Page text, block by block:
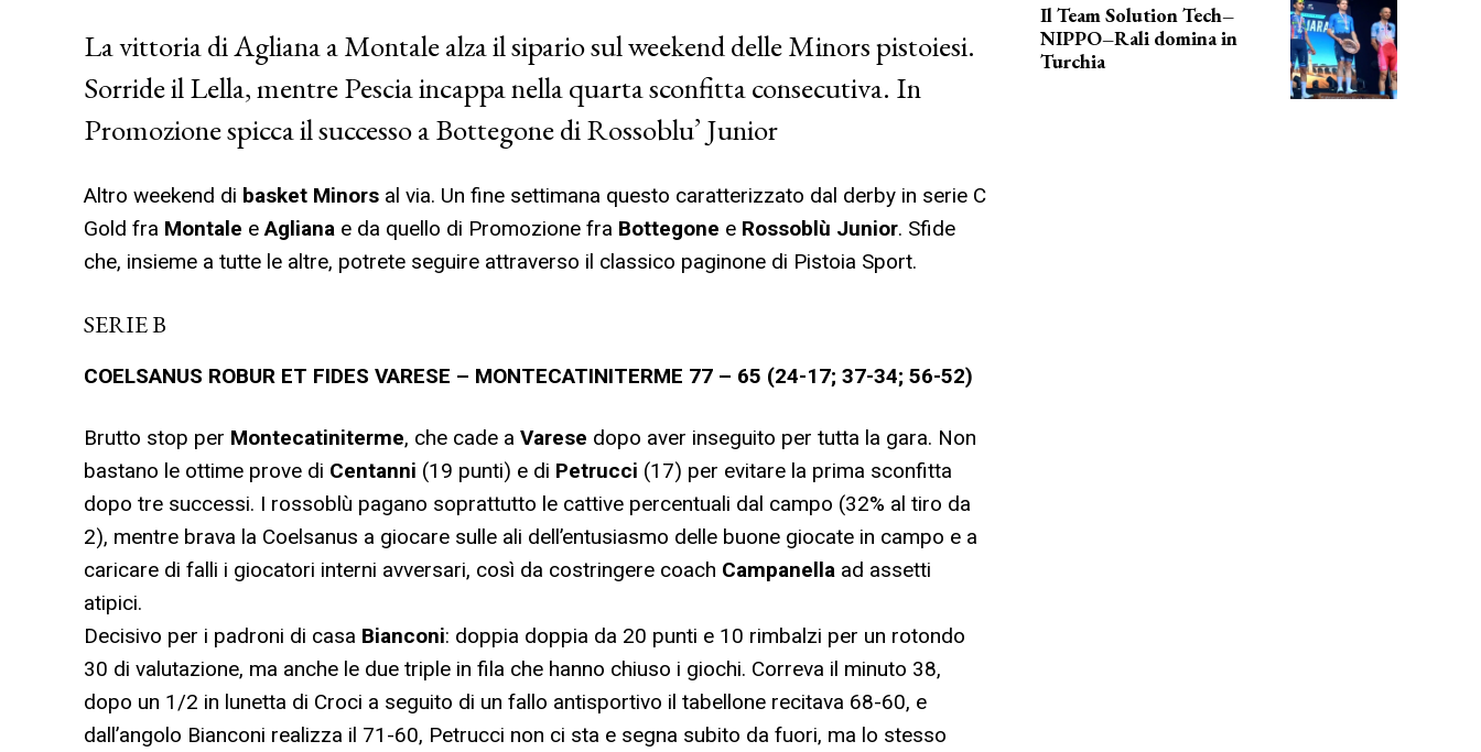
La vittoria di Agliana a Montale alza il sipario sul weekend delle Minors pistoiesi.
Sorride il Lella, mentre Pescia incappa nella quarta sconfitta consecutiva. In
Promozione spicca il successo a Bottegone di Rossoblu’ Junior
Altro weekend di basket Minors al via. Un fine settimana questo caratterizzato dal derby in serie C
Gold fra Montale eAgliana e da quello di Promozione fra Bottegone e Rossoblù Junior. Sfide
che, insieme a tutte le altre, potrete seguire attraverso il classico paginone di Pistoia Sport.
SERIE B
COELSANUS ROBUR ET FIDES VARESE – MONTECATINITERME 77 – 65 (24-17; 37-34; 56-52)
Brutto stop per Montecatiniterme, che cade a Varese dopo aver inseguito per tutta la gara. Non
bastano le ottime prove di Centanni (19 punti) e di Petrucci (17) per evitare la prima sconfitta
dopo tre successi. I rossoblù pagano soprattutto le cattive percentuali dal campo (32% al tiro da
2), mentre brava la Coelsanus a giocare sulle ali dell’entusiasmo delle buone giocate in campo e a
caricare di falli i giocatori interni avversari, così da costringere coach Campanella ad assetti
atipici.
Decisivo per i padroni di casa Bianconi: doppia doppia da 20 punti e 10 rimbalzi per un rotondo
30 di valutazione, ma anche le due triple in fila che hanno chiuso i giochi. Correva il minuto 38,
dopo un 1/2 in lunetta di Croci a seguito di un fallo antisportivo il tabellone recitava 68-60, e
dall’angolo Bianconi realizza il 71-60, Petrucci non ci sta e segna subito da fuori, ma lo stesso
Il Team Solution Tech–
NIPPO–Rali domina in
Turchia